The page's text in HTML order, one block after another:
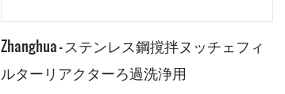
Zhanghua - ステンレス鋼撹拌ヌッチェフィ
ルターリアクターろ過洗浄用